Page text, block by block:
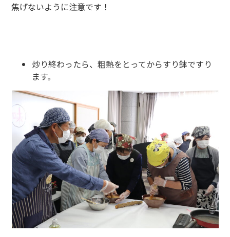
焦げないように注意です！
炒り終わったら、粗熱をとってからすり鉢ですり
ます。